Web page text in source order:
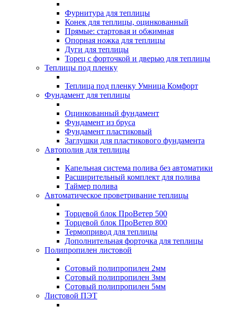
Фурнитура для теплицы
Конек для теплицы, оцинкованный
Прямые: стартовая и обжимная
Опорная ножка для теплицы
Дуги для теплицы
Торец с форточкой и дверью для теплицы
Теплицы под пленку
Теплица под пленку Умница Комфорт
Фундамент для теплицы
Оцинкованный фундамент
Фундамент из бруса
Фундамент пластиковый
Заглушки для пластикового фундамента
Автополив для теплицы
Капельная система полива без автоматики
Расширительный комплект для полива
Таймер полива
Автоматическое проветривание теплицы
Торцевой блок ПроВетер 500
Торцевой блок ПроВетер 800
Термопривод для теплицы
Дополнительная форточка для теплицы
Полипропилен листовой
Сотовый полипропилен 2мм
Сотовый полипропилен 3мм
Сотовый полипропилен 5мм
Листовой ПЭТ